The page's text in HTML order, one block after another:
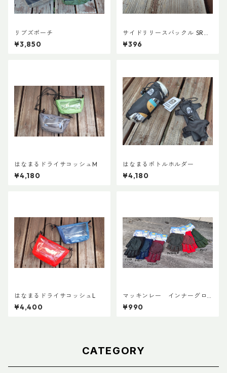
リブズポーチ
¥3,850
サイドリリースバックル SRG
MD 両引き 20mm (２個)
¥396
はなまるドライサコッシュM
¥4,180
はなまるボトルホルダー
¥4,180
はなまるドライサコッシュL
¥4,400
マッキンレー インナーグロ
ーブ ノンスリップショート
¥990
CATEGORY